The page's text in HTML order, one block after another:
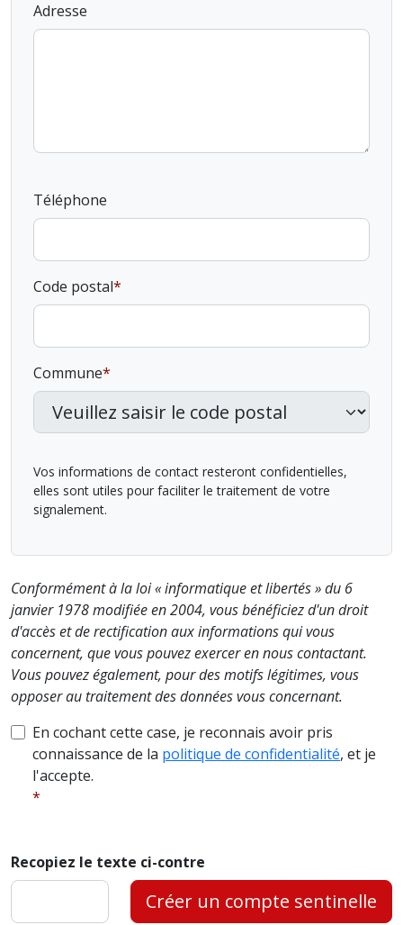
Adresse
Téléphone
Code postal
Commune
Vos informations de contact resteront confidentielles,
elles sont utiles pour faciliter le traitement de votre
signalement.
Conformément à la loi « informatique et libertés » du 6
janvier 1978 modifiée en 2004, vous bénéficiez d'un droit
d'accès et de rectification aux informations qui vous
concernent, que vous pouvez exercer en nous contactant.
Vous pouvez également, pour des motifs légitimes, vous
opposer au traitement des données vous concernant.
En cochant cette case, je reconnais avoir pris
connaissance de la politique de confidentialité, et je
l'accepte.
Recopiez le texte ci-contre
Créer un compte sentinelle